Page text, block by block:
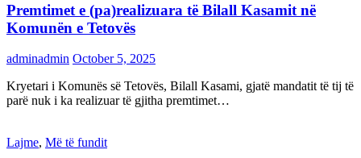
Premtimet e (pa)realizuara të Bilall Kasamit në
Komunën e Tetovës
adminadmin October 5, 2025
Kryetari i Komunës së Tetovës, Bilall Kasami, gjatë mandatit të tij të
parë nuk i ka realizuar të gjitha premtimet…
Lajme, Më të fundit